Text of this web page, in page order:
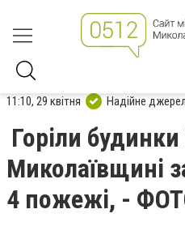
11:10, 29 квітня Надійне
Горіли будинки
Миколаївщині
4 пожежі, -